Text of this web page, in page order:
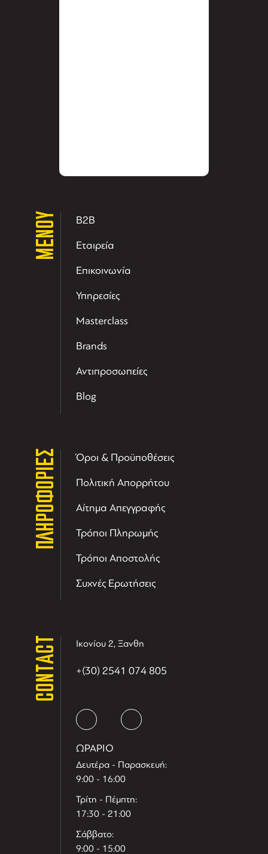
ΜΕΝΟΥ B2B
Εταιρεία
Επικοινωνία
Υπηρεσίες
Masterclass
Brands
Αντιπροσωπείες
Blog
ΠΛΗΡΟΦΟΡΙΕΣ Όροι & Προϋποθέσεις
Πολιτική Απορρήτου
Αίτημα Απεγγραφής
Τρόποι Πληρωμής
Τρόποι Αποστολής
Συχνές Ερωτήσεις
CONTACT Ικονίου 2, Ξανθη
+(30) 2541 074 805
ΩΡΑΡΙΟ
Δευτέρα - Παρασκευή:
9:00 - 16:00
Τρίτη - Πέμπτη:
17:30 - 21:00
Σάββατο:
9:00 - 15:00